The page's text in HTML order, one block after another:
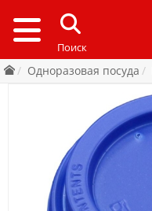
Одноразовая посуда